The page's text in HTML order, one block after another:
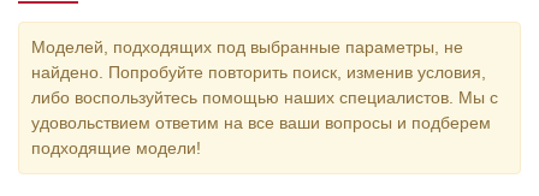
Моделей, подходящих под выбранные параметры, не
найдено. Попробуйте повторить поиск, изменив условия,
либо воспользуйтесь помощью наших специалистов. Мы с
удовольствием ответим на все ваши вопросы и подберем
подходящие модели!